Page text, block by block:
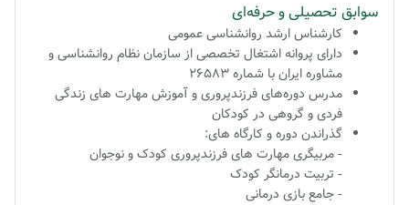
سوابق تحصیلی و حرفه‌ای
کارشناس ارشد روانشناسی عمومی
دارای پروانه اشتغال تخصصی از سازمان نظام روانشناسی و
مشاوره ایران با شماره 26583
مدرس دوره‌های فرزندپرورى وآموزش مهارت هاى زندگى
فردى و گروهی در کودکان
گذراندن دوره و کارگاه های:
- مربیگری مهارت های فرزندپروری کودک و نوجوان
- تربیت درمانگر کودک
- جامع بازی درمانی